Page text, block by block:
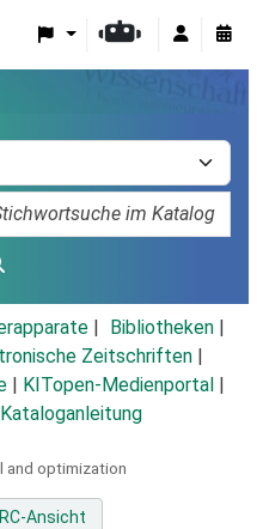
Bibliotheken
Zeitschriften
KITopen-Medienportal
Kataloganleitung
and optimization
Ansicht